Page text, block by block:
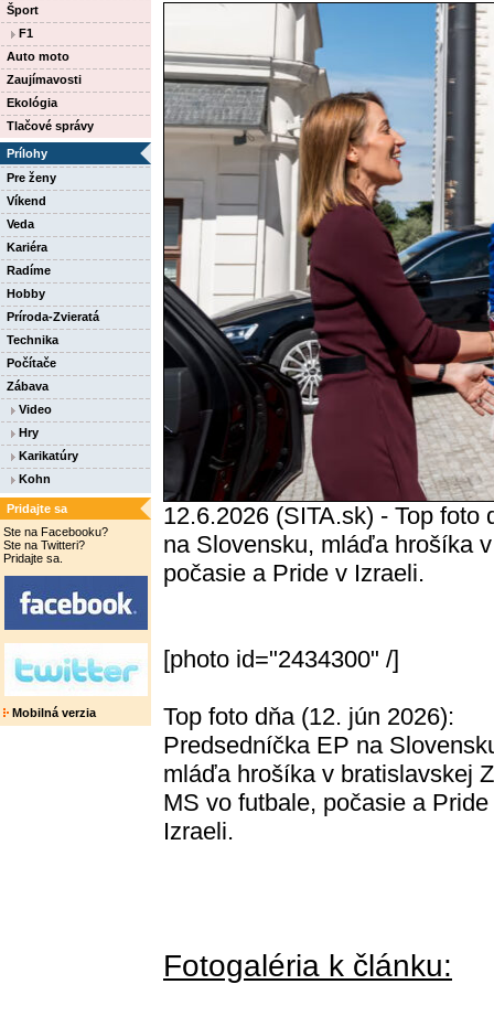
Šport
F1
Auto moto
Zaujímavosti
Ekológia
Tlačové správy
Prílohy
Pre ženy
Víkend
Veda
Kariéra
Radíme
Hobby
Príroda-Zvieratá
Technika
Počítače
Zábava
Video
Hry
Karikatúry
Kohn
Pridajte sa
Ste na Facebooku?
Ste na Twitteri?
Pridajte sa.
Mobilná verzia
12.6.2026 (SITA.sk) - Top
na Slovensku, mláďa hrošíka
počasie a Pride v Izraeli.
[photo id="2434300" /]
Top foto dňa (12. jún 2026):
Predsedníčka EP na
mláďa hrošíka v bratislavskej
MS vo futbale, počasie a Pride
Izraeli.
Fotogaléria k článku: